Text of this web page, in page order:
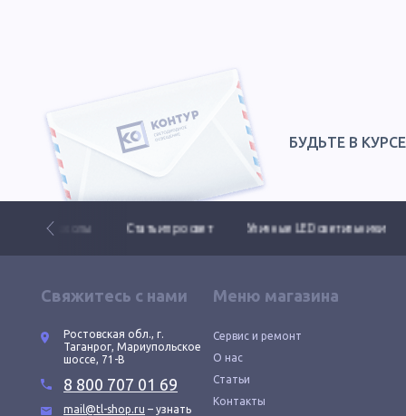
БУДЬТЕ В
Статьи про свет Уличные LED светильники
Свяжитесь с нами
Ростовская обл., г.
Таганрог, Мариупольское
шоссе, 71-В
8 800 707 01 69
mail@tl-shop.ru – узнать
Меню магазина
Сервис и ремонт
О нас
Статьи
Контакты